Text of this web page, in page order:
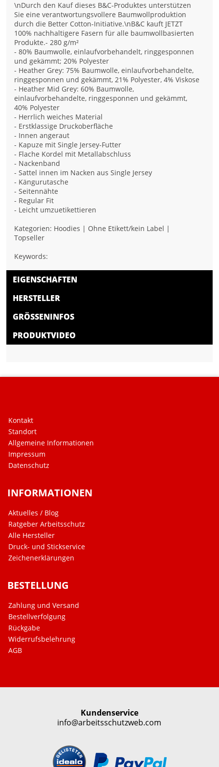
\nDurch den Kauf dieses B&C-Produktes unterstützen
Sie eine verantwortungsvollere Baumwollproduktion
durch die Better Cotton-Initiative.\nB&C kauft JETZT
100% nachhaltigere Fasern für alle baumwollbasierten
Produkte.- 280 g/m²
- 80% Baumwolle, einlaufvorbehandelt, ringgesponnen
und gekämmt; 20% Polyester
- Heather Grey: 75% Baumwolle, einlaufvorbehandelte,
ringgesponnen und gekämmt, 21% Polyester, 4% Viskose
- Heather Mid Grey: 60% Baumwolle,
einlaufvorbehandelte, ringgesponnen und gekämmt,
40% Polyester
- Herrlich weiches Material
- Erstklassige Druckoberfläche
- Innen angeraut
- Kapuze mit Single Jersey-Futter
- Flache Kordel mit Metallabschluss
- Nackenband
- Sattel innen im Nacken aus Single Jersey
- Kängurutasche
- Seitennähte
- Regular Fit
- Leicht umzuetikettieren
Kategorien: Hoodies | Ohne Etikett/kein Label |
Topseller
Keywords:
EIGENSCHAFTEN
HERSTELLER
GRÖSSENINFOS
PRODUKTVIDEO
Kontakt
Standort
Allgemeine Informationen
Impressum
Datenschutz
INFORMATIONEN
Aktuelles / Blog
Ratgeber Arbeitsschutz
Alle Hersteller
Druck- und Stickservice
Zeichenerklärungen
BESTELLUNG
Zahlung und Versand
Bestellverfolgung
Rückgabe
Widerrufsbelehrung
AGB
Kundenservice
info@arbeitsschutzweb.com